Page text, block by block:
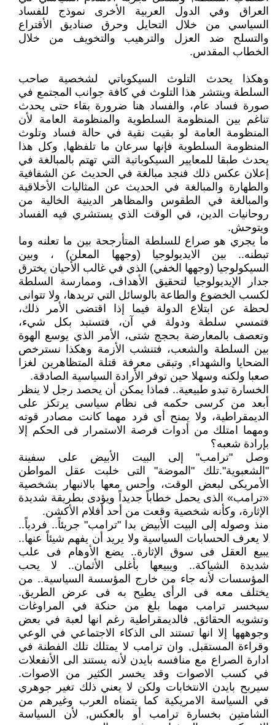
العراق وفي الدول العربية الأخرى نموذج للفساد
السياسي من خلال التحايل وحرق صناديق الأقتراع
والتسلح ضد العزل والترهيب والتخويف من خلال
الخطاب المقدس.
وهكذا يحدث التلوث السيكوباتي لشخصية صاحب
السلطة وينتشر هذا التلوث في كافة جوانب المجتمع في
صورة فساد عام، والفساد هنا ضرورة بقاء حتى يحدث
تناغم بين المنظومة السلطوية والمنظومة العامة لأن
المنظومة العامة لو بقيت نقية في حالة فساد وتلوث
المنظومة السلطوية فإنها سرعان ما تلفظها, وكل هذا
يحدث طبقا للمعايير السيكوباتية التي تهتم بالمبالغة في
إعلان عكس ذلك فنجد مبالغة في الحديث عن الشفافية
والطهارة والمبالغة في الحديث عن المثاليات الأخلاقية
والمبالغة في الطقوس والمظاهر الدينية الخالية من
روحانيات الدين، في الوقت الذي يستشري فيه الفساد
ويتوحش.
ما يجري هو صراع للسلطة المتأرجحة بين ما تعلنه وما
تبطنه.. بين الايديولوجيا (وجهها المعلن) ، وبين
السيكولوجيا (وجهها الخفي) الذي في غالب الأحيان يخترق
جدار الإيديولوجيا لتحقيق الأهداف، وممارسة السلطة
لكسب الخضوع والطاعة بالوسائل التي تريدها، ولا تتوانى
لحظة عن ابتلاع الدولة فيما إذا اقتضى الأمر ذلك،
فتمسي سلطة ودولة في آن، فتستبد بكل شيء،
وتعصف بالمعارضة بحجج شتى، الأمر الذي يوسع الهوة
بين السلطة والشعب، فتنشب الأزمة وهكذا نسترخص
الضحايا والشهداء, وتبقى معرفة قتلة المتظاهرين لغزا
صعبا ولكنه وسهلا حين توفر الأرادة السياسية الصادقة.
الخسارة تبدو طبيعية.. فماذا يمكن أن يحصد رجل لا ينظر
أبعد من كرسى حكمه فى نظام سياسى يرتكز على
الديمقراطية، ولا يمنح أى فرد مهما كانت مصادر قوته
ومهما امتلك من أدوات فرصة الاستمرار فى الحكم إلا
بإرادة شعبه؟
وصل "ترامب" إلى البيت الأبيض على سفينة
"الشعبوية".تلك "الموضة" التى خلبت عقل المواطن
الأمريكى لبعض الوقت، وأحس معها بالانبهار بشخصية
«ترامب» الذى يحمل خطاباً جديداً ويؤدى بطريقة شديدة
الإثارة، وكأنه شخصية وقعت من أحد أفلام الأكشن.
منذ وصوله إلى البيت الأبيض بدا "ترامب" جريئاً.. فردياً..
لا يعرف الحسابات السياسية ولا يريد أن يفهم شيئاً عنها..
يبيع العقل فى سوق الإثارة.. يضع الأوهام فى علب
شديدة الشياكة.. ويبيعها بأغلى الأثمان.. لا يحب
المؤسسات لأنه جاء من خارج المؤسسة السياسية.. من
يختلف معه فى الرأى يطيح به فى عرض الطريق.
سيخسر ترامب مهما بلغ من حنكة في المراوغات
وتشويه الحقائق, فالديمقراطية رغم انها لعبة في بعض
وجوههها إلا انها تستند الى الذكاء الاجتماعي في الوعي
وقراءة المستقبل, وان ترامب لا يمتلك تلك الفطنة في
ادارة الصراع مع منافسه بايدن لأنه يستند الى الأنفعلات
في كسب الاصوات وقد يخسر الكثير من الاصوات.
سيربح بايدن الانتخابات ولكن لا يعني ذلك تغير جوهري
في السياسة الامريكية كما يتمناه العرب وغيرهم من
الشامتين بخسارة ترامب أو بالعكس, لأن السياسة